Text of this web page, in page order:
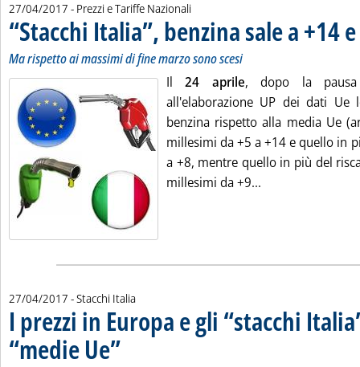
27/04/2017 - Prezzi e Tariffe Nazionali
“Stacchi Italia”, benzina sale a +14
Ma rispetto ai massimi di fine marzo sono scesi
Il24 aprile, dopo la pausa
all'elaborazione UP dei dati
benzina rispetto alla media Ue
millesimi da +5 a +14 e quello in
a +8, mentre quello in più del
millesimi da +9...
27/04/2017 - Stacchi Italia
I prezzi in Europa e gli “stacchi
“medie Ue”. Sottotitolo: Rilevazione del 24 aprile
. Pubblicata giovedì 27 aprile 2017 alle 15.55.